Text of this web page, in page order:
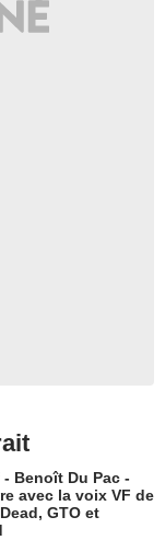
- Benoît Du Pac -
avec la voix VF de
GTO et